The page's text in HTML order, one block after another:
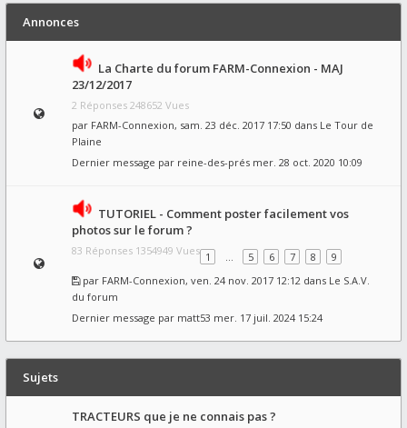
Annonces
La Charte du forum FARM-Connexion - MAJ
23/12/2017
2 Réponses 248652 Vues
par FARM-Connexion, sam. 23 déc. 2017 17:50 dans Le Tour de
Plaine
Dernier message par reine-des-prés mer. 28 oct. 2020 10:09
TUTORIEL - Comment poster facilement vos
photos sur le forum ?
83 Réponses 1354949 Vues 1 … 5 6 7 8
9
par FARM-Connexion, ven. 24 nov. 2017 12:12 dans Le S.A.V.
du forum
Dernier message par matt53 mer. 17 juil. 2024 15:24
Sujets
TRACTEURS que je ne connais pas ?